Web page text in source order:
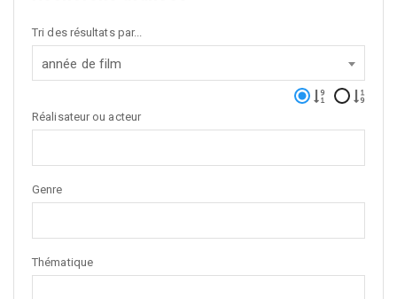
Tri des résultats par...
année de film
Réalisateur ou acteur
Genre
Thématique